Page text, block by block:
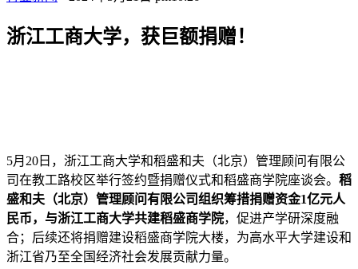
浙江工商大学，获巨额捐赠！
5月20日，浙江工商大学和稻盛和夫（北京）管理顾问有限公
司在教工路校区举行签约暨捐赠仪式和稻盛商学院座谈会。 稻
盛和夫（北京）管理顾问有限公司组织筹措捐赠资金1亿元人
民币，与浙江工商大学共建稻盛商学院，促进产学研深度融
合；后续还将捐赠建设稻盛商学院大楼，为高水平大学建设和
浙江省乃至全国经济社会发展贡献力量。